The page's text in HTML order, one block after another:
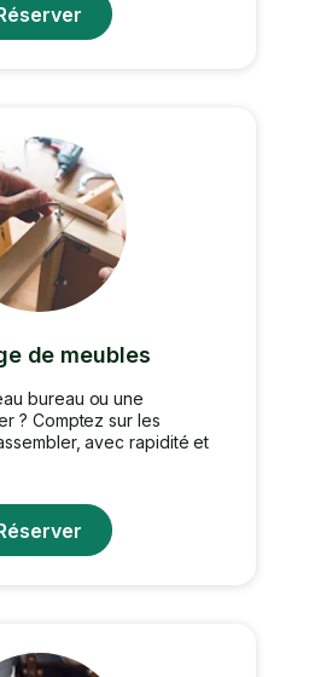
de meubles
bureau ou une
? Comptez sur les
avec rapidité et